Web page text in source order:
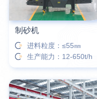
制砂机
进料粒度：≤55㎜
生产能力：12-650t/h